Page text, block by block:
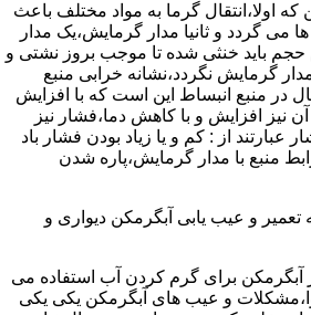
اولا،انتقال گرما به مواد مختلف باعث
می گردد و ثانیا مدار گرمایش،یک مدار
حجم باید خنثی شده تا موجب بروز نشتی و
گرمایش نگردد،نشانه خرابی منبع
در منبع انبساط این است که با افزایش
نیز افزایش و با کاهش دما،فشار نیز
عبارتند از : کم و یا زیاد بودن فشار باد
منبع با مدار گرمایش،پاره شدن
و عیب یابی آبگرمکن دیواری و
آبگرمکن برای گرم کردن آب استفاده می
و عیب های آبگرمکن یکی یکی